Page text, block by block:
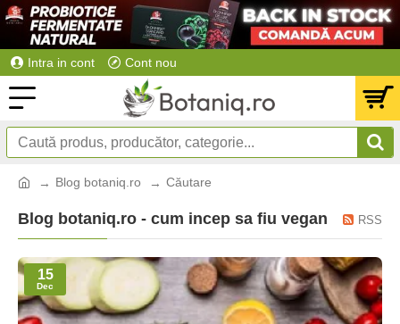
Intra in cont Cont nou
Blog botaniq.ro Căutare
Blog botaniq.ro - cum incep sa fiu vegan RSS
15
Dec